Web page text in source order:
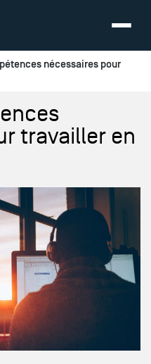
nécessaires pour
travailler en